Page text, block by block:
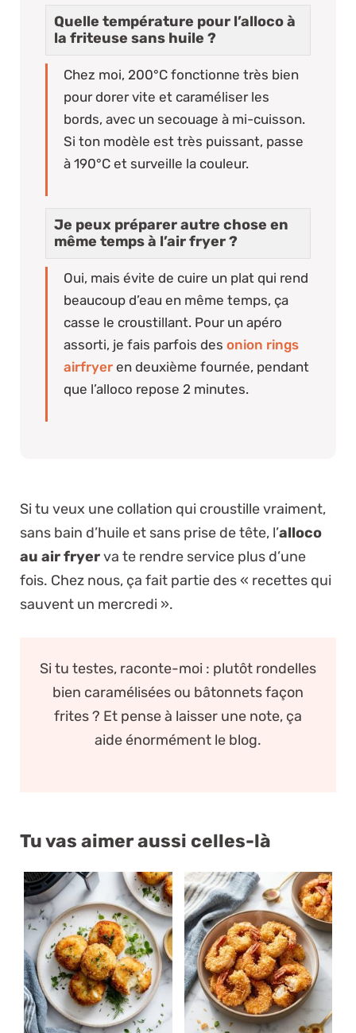
Quelle température pour l’alloco à
la friteuse sans huile ?
Chez moi, 200°C fonctionne très bien
pour dorer vite et caraméliser les
bords, avec un secouage à mi-cuisson.
Si ton modèle est très puissant, passe
à 190°C et surveille la couleur.
Je peux préparer autre chose en
même temps à l’air fryer ?
Oui, mais évite de cuire un plat qui rend
beaucoup d’eau en même temps, ça
casse le croustillant. Pour un apéro
assorti, je fais parfois des onion rings
airfryer en deuxième fournée, pendant
que l’alloco repose 2 minutes.
Si tu veux une collation qui croustille vraiment,
sans bain d’huile et sans prise de tête, l’alloco
au air fryerva te rendre service plus d’une
fois. Chez nous, ça fait partie des « recettes qui
sauvent un mercredi ».
Si tu testes, raconte-moi : plutôt rondelles
bien caramélisées ou bâtonnets façon
frites ? Et pense à laisser une note, ça
aide énormément le blog.
Tu vas aimer aussi celles-là